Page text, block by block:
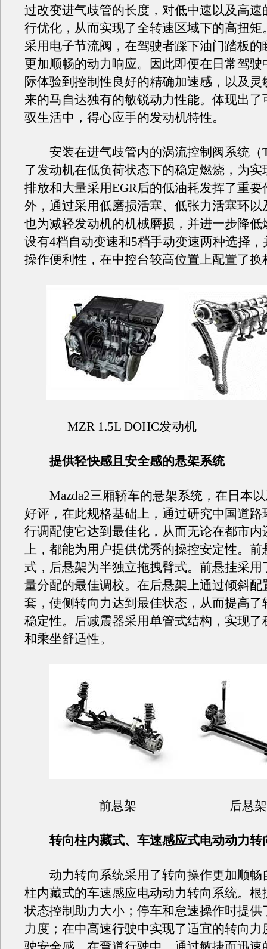
过改变进气歧管的长度，对低中速以及高速
行优化，从而实现了全转速区域下的高扭矩
采用电子节流阀，在驾驶者踩下油门踏板的
更加顺畅的动力响应。因此即便在日常驾驶
际体验到控制性良好的精确加速感，以及灵
来的马自达独有的敏锐动力性能。体现出了
驭生活中，得心应手的发动机特性。
安装在进气歧管内的涡流控制阀系统（
了发动机在低负荷状态下的稳定燃烧，为实
排放和大量采用EGR后的低油耗发挥了重要
外，通过采用低磨损活塞、低张力活塞环以
也为减轻发动机的机械磨损，并进一步降低
设有4档自动变速和5档手动变速两种选择
操作便利性，在中控台较高位置上配置了换
MZR 1.5L DOHC发动机
提供轻快感且安全感的悬架系统
Mazda2三厢轿车的悬架系统，在日本以
好评，在此规格基础上，通过研究中国道路
行调配使它达到最佳化，从而无论在都市内
上，都能为用户提供优秀的操控安定性。前
式，后悬架为半独立拖拽臂式。前悬挂采用
量分配的最佳调校。在后悬架上通过倾斜配
套，使侧转向力达到最佳状态，从而提高了
稳定性。后减震器采用单管式结构，实现了
和乘坐舒适性。
前悬架 后悬架
转向柱内藏式、车速感应式电动动力转
动力转向系统采用了转向操作更加顺畅
柱内藏式的车速感应电动动力转向系统。根
状态控制助力大小；停车和怠速操作时提供
力度；在中高速行驶中实现了适宜的转向力